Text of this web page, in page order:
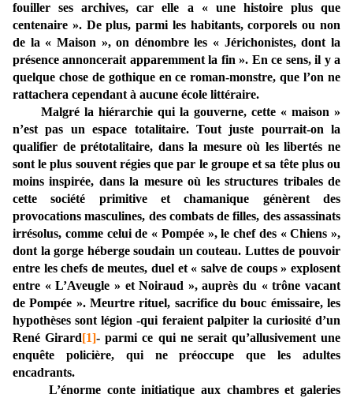
fouiller ses archives, car elle a « une histoire plus que
centenaire ». De plus, parmi les habitants, corporels ou non
de la « Maison », on dénombre les « Jérichonistes, dont la
présence annoncerait apparemment la fin ». En ce sens, il y a
quelque chose de gothique en ce roman-monstre, que l’on ne
rattachera cependant à aucune école littéraire.
Malgré la hiérarchie qui la gouverne, cette « maison »
n’est pas un espace totalitaire. Tout juste pourrait-on la
qualifier de prétotalitaire, dans la mesure où les libertés ne
sont le plus souvent régies que par le groupe et sa tête plus ou
moins inspirée, dans la mesure où les structures tribales de
cette société primitive et chamanique génèrent des
provocations masculines, des combats de filles, des assassinats
irrésolus, comme celui de « Pompée », le chef des « Chiens »,
dont la gorge héberge soudain un couteau. Luttes de pouvoir
entre les chefs de meutes, duel et « salve de coups » explosent
entre « L’Aveugle » et Noiraud », auprès du « trône vacant
de Pompée ». Meurtre rituel, sacrifice du bouc émissaire, les
hypothèses sont légion -qui feraient palpiter la curiosité d’un
René Girard[1]- parmi ce qui ne serait qu’allusivement une
enquête policière, qui ne préoccupe que les adultes
encadrants.
L’énorme conte initiatique aux chambres et galeries